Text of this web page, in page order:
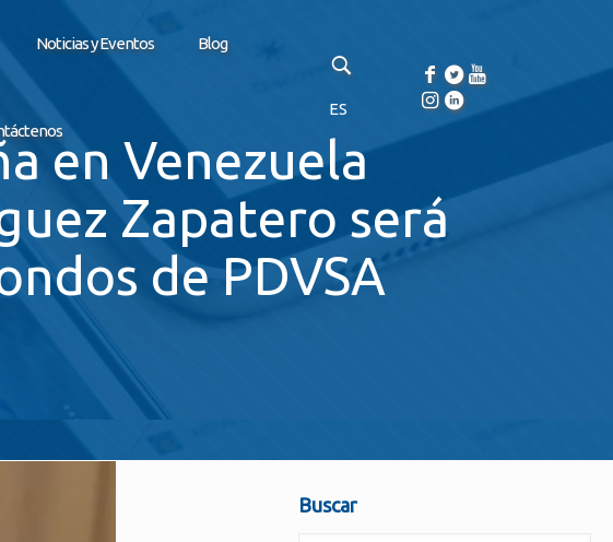
Noticias y Eventos Blog
ES
en Venezuela
Zapatero será
de PDVSA
Buscar